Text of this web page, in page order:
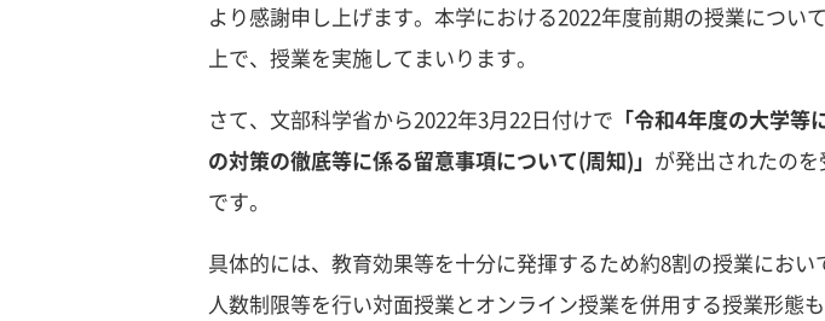
より感謝申し上げます。本学における2022年度前期の授業につ
上で、授業を実施してまいります。
さて、文部科学省から2022年3月22日付けで 「令和4年度の大学
の対策の徹底等に係る留意事項について(周知)」 が発出されたの
です。
具体的には、教育効果等を十分に発揮するため約8割の授業にお
人数制限等を行い対面授業とオンライン授業を併用する授業形態